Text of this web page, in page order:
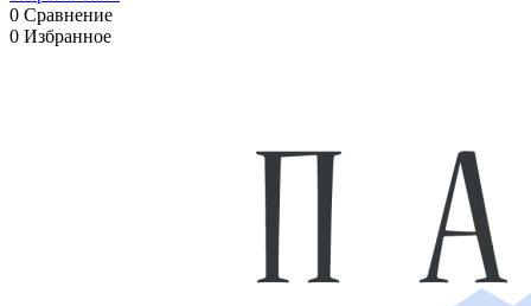
0 Сравнение
0 Избранное